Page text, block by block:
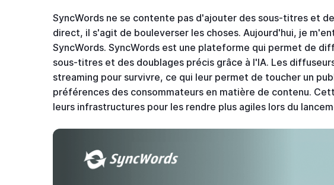
SyncWords ne se contente pas d'ajouter des sous-titres et
direct, il s'agit de bouleverser les choses. Aujourd'hui, je
SyncWords. SyncWords est une plateforme qui permet de
sous-titres et des doublages précis grâce à l'IA. Les
streaming pour survivre, ce qui leur permet de toucher un
préférences des consommateurs en matière de contenu.
leurs infrastructures pour les rendre plus agiles lors du